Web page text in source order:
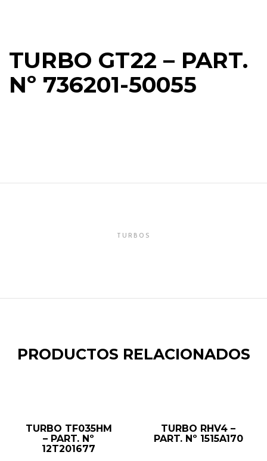
TURBO GT22 – PART.
Nº 736201-50055
TURBOS
PRODUCTOS RELACIONADOS
LEER MÁS
TURBO TF035HM
– PART. Nº
12T201677
LEER MÁS
TURBO RHV4 –
PART. Nº 1515A170